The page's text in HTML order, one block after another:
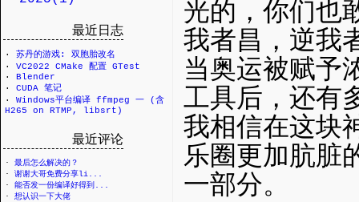
最近日志
· 苏丹的游戏: 双胞胎改名
· VC2022 CMake 配置 GTest
· Blender
· CUDA 笔记
· Windows平台编译 ffmpeg 一 (含
H265 on RTMP, libsrt)
最近评论
· 最后怎么解决的？
· 谢谢大哥免费分享li...
· 能否发一份编译好得到...
· 想认识一下大佬
光的，你们也
我者昌，逆我
当奥运被赋予
工具后，还有
我相信在这块
乐圈更加肮脏
一部分。